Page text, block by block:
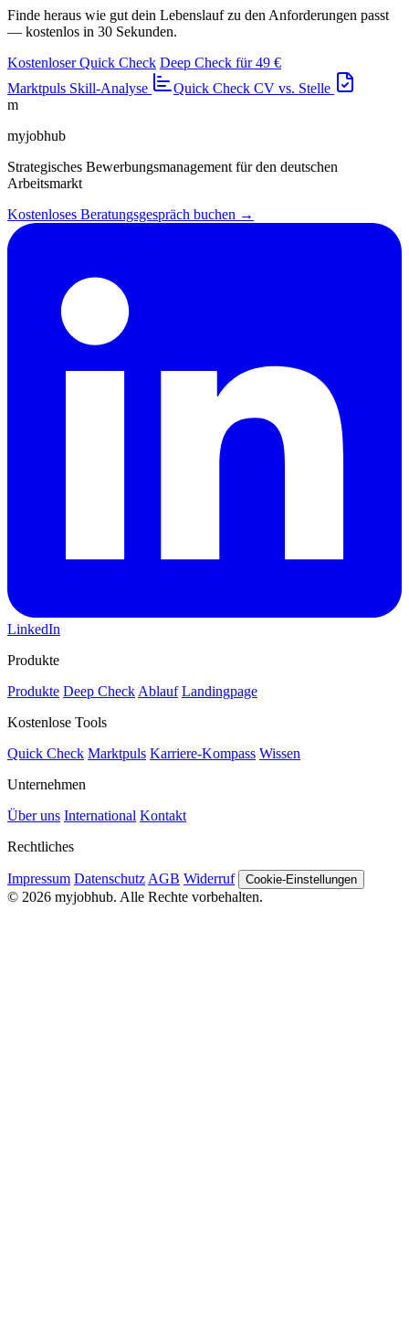
Finde heraus wie gut dein Lebenslauf zu den Anforderungen passt
— kostenlos in 30 Sekunden.
Kostenloser Quick Check Deep Check für 49 €
Marktpuls Skill-Analyse Quick Check CV vs. Stelle
m
myjobhub
Strategisches Bewerbungsmanagement für den deutschen
Arbeitsmarkt
Kostenloses Beratungsgespräch buchen →
LinkedIn
Produkte
Produkte Deep Check Ablauf Landingpage
Kostenlose Tools
Quick Check Marktpuls Karriere-Kompass Wissen
Unternehmen
Über uns International Kontakt
Rechtliches
Impressum Datenschutz AGB Widerruf Cookie-Einstellungen
© 2026 myjobhub. Alle Rechte vorbehalten.